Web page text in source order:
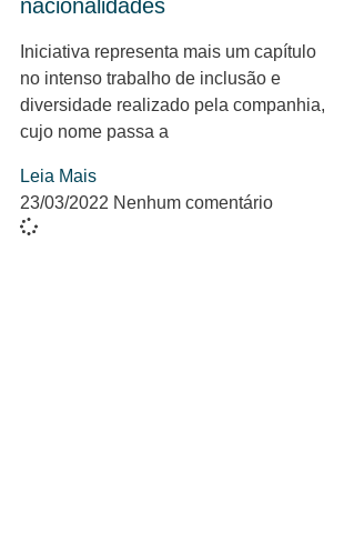
nacionalidades
Iniciativa representa mais um capítulo
no intenso trabalho de inclusão e
diversidade realizado pela companhia,
cujo nome passa a
Leia Mais
23/03/2022 Nenhum comentário